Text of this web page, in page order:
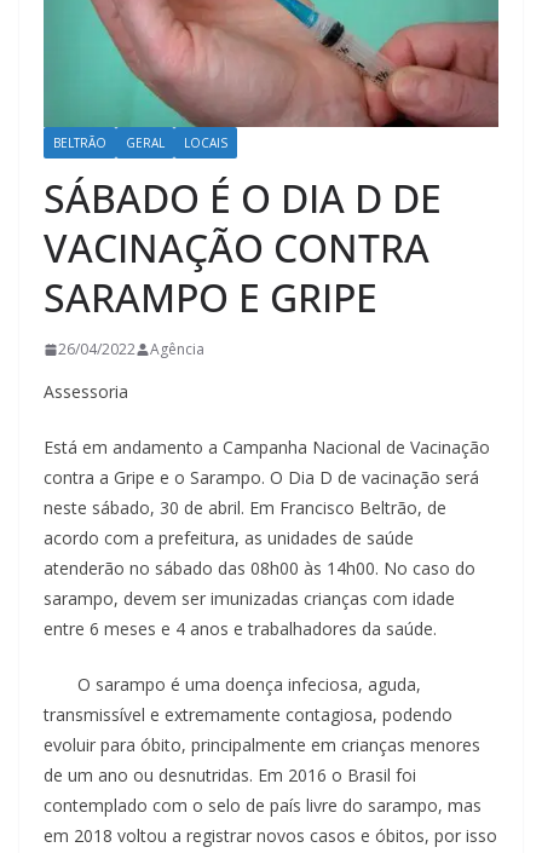
BELTRÃO GERAL LOCAIS
SÁBADO É O DIA D DE
VACINAÇÃO CONTRA
SARAMPO E GRIPE
26/04/2022 Agência
Assessoria
Está em andamento a Campanha Nacional de Vacinação
contra a Gripe e o Sarampo. O Dia D de vacinação será
neste sábado, 30 de abril. Em Francisco Beltrão, de
acordo com a prefeitura, as unidades de saúde
atenderão no sábado das 08h00 às 14h00. No caso do
sarampo, devem ser imunizadas crianças com idade
entre 6 meses e 4 anos e trabalhadores da saúde.
O sarampo é uma doença infeciosa, aguda,
transmissível e extremamente contagiosa, podendo
evoluir para óbito, principalmente em crianças menores
de um ano ou desnutridas. Em 2016 o Brasil foi
contemplado com o selo de país livre do sarampo, mas
em 2018 voltou a registrar novos casos e óbitos, por isso